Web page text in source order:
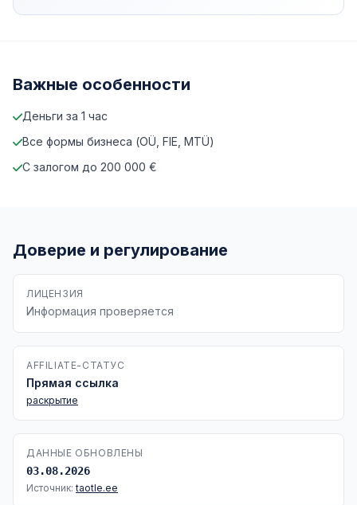
Важные особенности
Деньги за 1 час
Все формы бизнеса (OÜ, FIE, MTÜ)
С залогом до 200 000 €
Доверие и регулирование
ЛИЦЕНЗИЯ
Информация проверяется
AFFILIATE-СТАТУС
Прямая ссылка
раскрытие
ДАННЫЕ ОБНОВЛЕНЫ
03.08.2026
Источник:taotle.ee